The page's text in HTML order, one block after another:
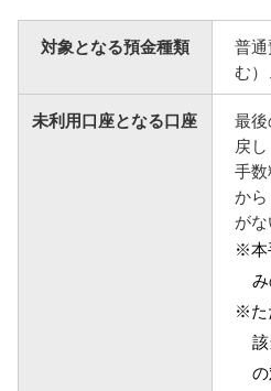
法人のお客
たいこうオフィスe-バ
サービスのご案
NBセンター
サービスのご案
たいこうでんさい
（電子債権をご利用のお客
対象となる預金種類
普
む
未利用口座となる口座
最
戻
手数
から
が
※本
み
※た
の